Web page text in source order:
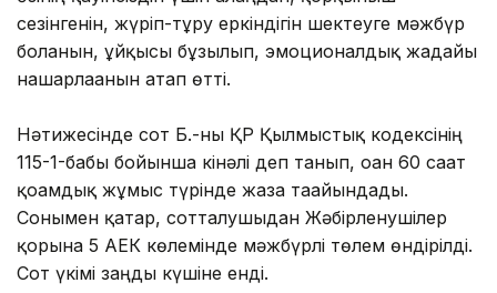
сезінгенін, жүріп-тұру еркіндігін шектеуге мәжбүр
болғанын, ұйқысы бұзылып, эмоционалдық жағдайы
нашарлағанын атап өтті.
Нәтижесінде сот Б.-ны ҚР Қылмыстық кодексінің
115-1-бабы бойынша кінәлі деп танып, оған 60 сағат
қоғамдық жұмыс түрінде жаза тағайындады.
Сонымен қатар, сотталушыдан Жәбірленушілер
қорына 5 АЕК көлемінде мәжбүрлі төлем өндірілді.
Сот үкімі заңды күшіне енді.